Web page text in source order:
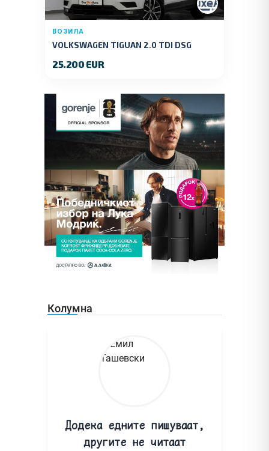
ВОЗИЛА
VOLKSWAGEN TIGUAN 2.0 TDI DSG
25.200 EUR
Колумна
Додека едните пишуваат,
другите не читаат